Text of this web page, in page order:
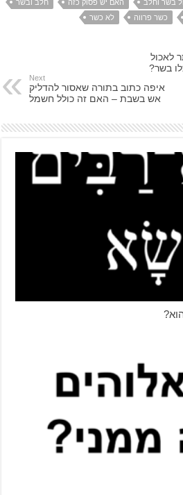
בשר וחלב האם יש פסוק כזה
חלב ובשר
כשר פרווה לא כשר
לאכול
בשר?
Next
איפה כתוב בתורה שאסור להדליק
אש בשבת – האם זה כולל חשמל